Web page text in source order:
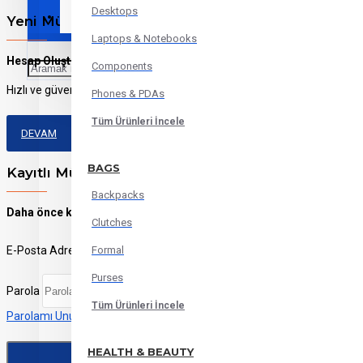
SportsDesktops
Laptops & Notebooks
Components
Phones & PDAs
Tüm Ürünleri İncele
BAGS
Backpacks
Clutches
Formal
Purses
Tüm Ürünleri İncele
HEALTH & BEAUTY
Yeni Müşteriyim
Hesap Oluştur
Hızlı ve güvenli bir alışveriş için yeni bir hesap oluşturun. Böylece
DEVAM
Kayıtlı Müşteriyim
Daha önce kayıt oldum.
E-Posta Adresi
Parola
Parolamı Unuttum